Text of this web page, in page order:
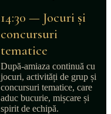
14:30 — Jocuri și
concursuri
tematice
După-amiaza continuă cu
jocuri, activități de grup și
concursuri tematice, care
aduc bucurie, mișcare și
spirit de echipă.